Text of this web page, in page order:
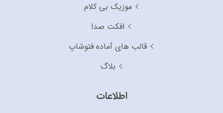
موزیک بی کلام
افکت صدا
قالب های آماده فتوشاپ
بلاگ
اطلاعات